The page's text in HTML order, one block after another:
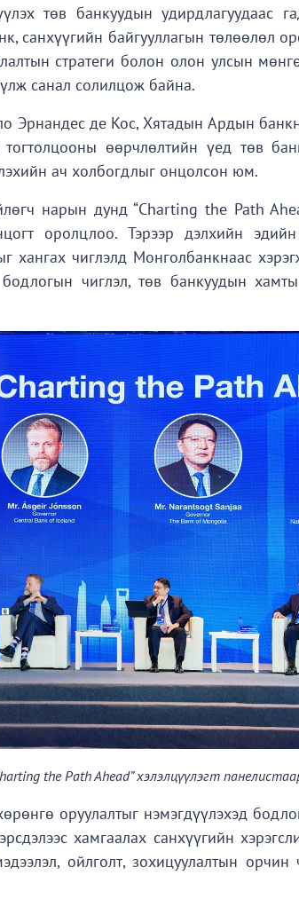
төв банкуудын удирдлагуудаас
санхүүгийн байгууллагын төлөөлөл
стратеги болон олон улсын
санал солилцож байна.
Эрнандес де Кос, Хятадын Ардын
өөрчлөлтийн үед төв
ач холбогдлыг онцолсон юм.
нарын дунд “Charting the Path
оролцлоо. Тэрээр дэлхийн
хангах чиглэлд Монголбанкнаас
чиглэл, төв банкуудын
the Path Ahead” хэлэлцүүлэгт
оруулалтыг нэмэгдүүлэхэд
хамгаалах санхүүгийн
ойлголт, зохицуулалтын орчин